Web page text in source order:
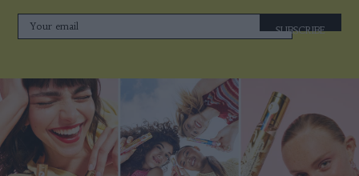
SUBSCRIBE